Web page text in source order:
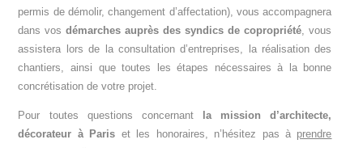
permis de démolir, changement d’affectation), vous accompagnera
dans vosdémarches auprès des syndics de copropriété , vous
assistera lors de la consultation d’entreprises, la réalisation des
chantiers, ainsi que toutes les étapes nécessaires à la bonne
concrétisation de votre projet.
Pour toutes questions concernant la mission d’architecte,
décorateur à Paris et les honoraires, n’hésitez pas à prendre